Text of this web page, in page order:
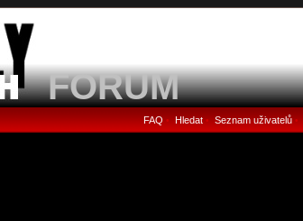
FORUM
FAQ • Hledat• Seznam uživatelů•